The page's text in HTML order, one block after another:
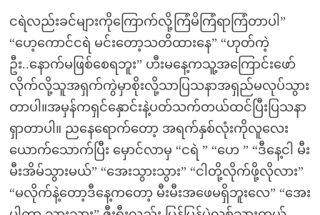
ငရဲလည်းခင်များကိုကြောက်လို့ကြံမိကြံရာကြံတာပါ”
“ဟေ့ကောင်ငရဲ မင်းတော့သတိထားနေ” “ဟုတ်ကဲ့
ဦး..နောက်မဖြစ်စေရဘူး” ဟီးမနေ့ကသူ့အကြောင်းဖော်
လိုက်လို့သူအရှက်ကွဲမှာစိုးလို့သာပြသနာအရှည်မလုပ်သွား
တာပါ။အမှန်ကရှင်နှောင်းနဲ့ပတ်သက်တယ်ထင်ပြီးပြသနာ
ရှာတာပါ။ ညနေရောက်တော့ အရက်နှစ်လုံးကိုလူလေး
ယောက်သောက်ပြီး မှောင်လာမှ “ငရဲ ” “ဟေ ” “ဒီနေ့ငါ မီး
မီးအိမ်သွားမယ်” “အေးသွားသွား” “ငါတို့လိုက်ဖို့လိုလား”
“မလိုက်နဲ့တော့ဒီနေ့ကတော့ မီးမီးအဖေမရှိဘူးလေ” “အေး